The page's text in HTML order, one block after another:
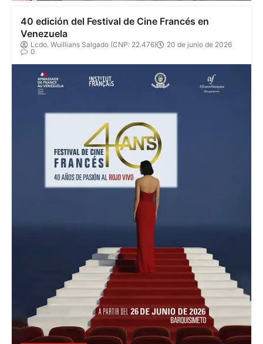
40 edición del Festival de Cine Francés en
Venezuela
Lcdo. Wuillians Salgado (CNP: 22.476)
20 de junio de 2026
0